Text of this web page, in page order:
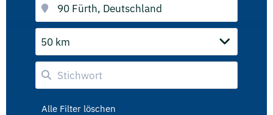
50 km
Alle Filter löschen